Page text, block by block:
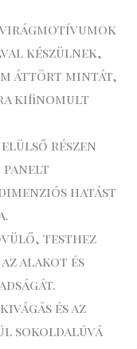
készülnek,
áttört mintát,
kifinomult
elülső részen
panelt
hatást
testhez
alakot és
és az
sokoldalúvá